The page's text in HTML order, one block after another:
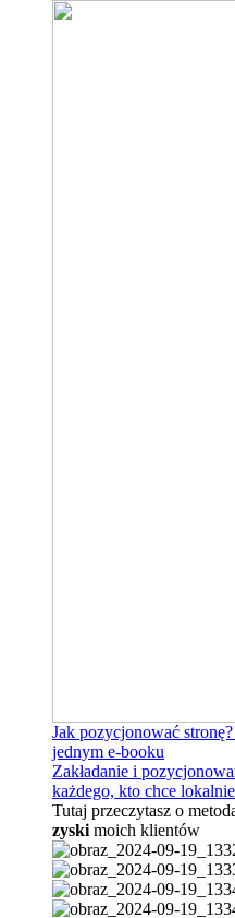
Jak pozycjonować stronę?
jednym e-booku
Zakładanie i
każdego, kto chce
Tutaj przeczytasz o
zyski moich klientów